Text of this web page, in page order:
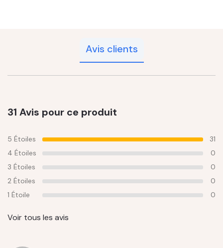
Avis clients
31 Avis pour ce produit
5 Étoiles
31
4 Étoiles
0
3 Étoiles
0
2 Étoiles
0
1 Étoile
0
Voir tous les avis